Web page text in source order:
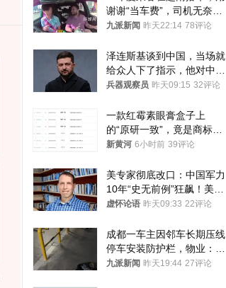
谢谢“当车费”，司机无奈发
笑；印度网友：不代表印度
九派新闻 昨天22:14 78评论
泽连斯基谈到中国，当场就
给众人下了指示，他对中国
和中乌关系，显然又有了新
兵器观察员 昨天09:15 32评论
一款红霉素眼膏盒子上
的“原研一致”，竟是商标！
律师：极易误导消费者；网
新黄河 6小时前 39评论
美专家彻底改口：中国军力
10年“史无前例”狂飙！美军
真慌了
虚怀论语 昨天09:33 22评论
成都一车主因邻车长期压线
停车安装防护栏，物业：不
建议装护栏，也会影响自身
九派新闻 昨天19:44 27评论